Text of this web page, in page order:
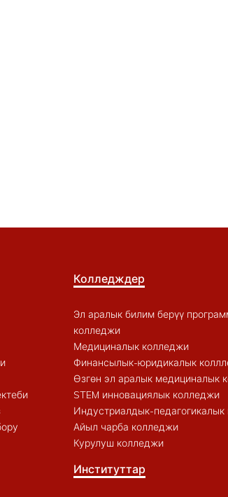
Колледждер
Эл аралык билим берүү
колледжи
Медициналык колледжи
Финансылык-юридикалык
Өзгөн эл аралык медициналык
STEM инновациялык колледжи
Индустриалдык-
Айыл чарба колледжи
Курулуш колледжи
Институттар